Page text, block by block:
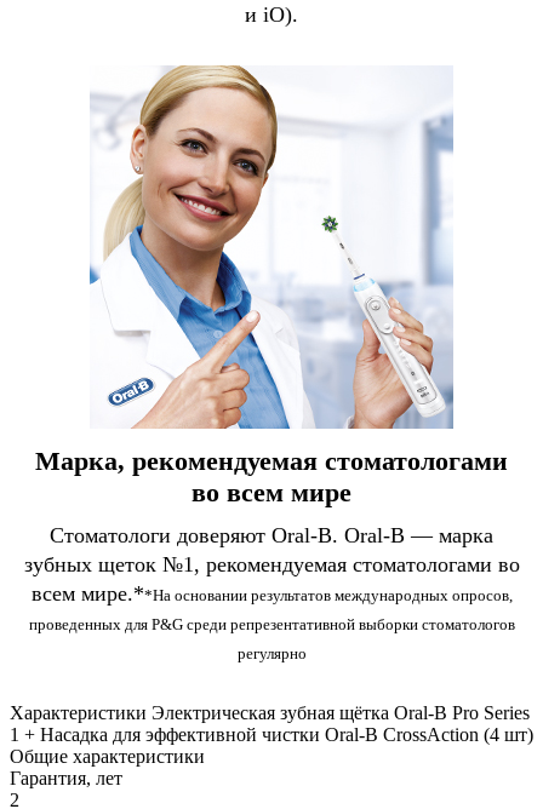
и iO).
Марка, рекомендуемая стоматологами
во всем мире
Стоматологи доверяют Oral-B. Oral-B — марка
зубных щеток №1, рекомендуемая стоматологами во
всем мире.**На основании результатов международных опросов,
проведенных для P&G среди репрезентативной выборки стоматологов
регулярно
Характеристики Электрическая зубная щётка Oral-B Pro Series
1 + Насадка для эффективной чистки Oral-B CrossAction (4 шт)
Общие характеристики
Гарантия, лет
2